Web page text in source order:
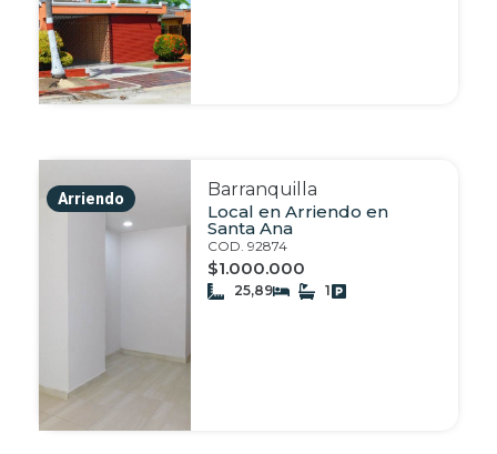
Arriendo
Barranquilla
Local en Arriendo en
Santa Ana
COD. 92874
$1.000.000
25,89 1